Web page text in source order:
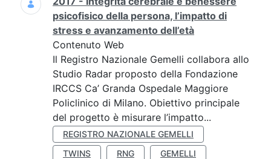
psicofisico della persona, l’impatto di
stress e avanzamento dell’età
Contenuto Web
Il Registro Nazionale Gemelli collabora allo
Studio Radar proposto della Fondazione
IRCCS Ca’ Granda Ospedale Maggiore
Policlinico di Milano. Obiettivo principale
del progetto è misurare l’impatto...
REGISTRO NAZIONALE GEMELLI
TWINS
RNG GEMELLI